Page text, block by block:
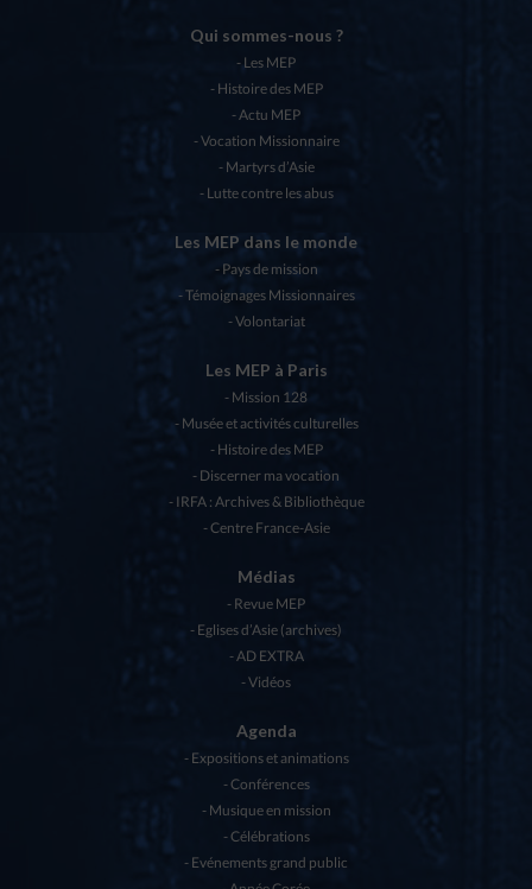
Qui sommes-nous ?
Les MEP
Histoire des MEP
Actu MEP
Vocation Missionnaire
Martyrs d’Asie
Lutte contre les abus
Les MEP dans le monde
Pays de mission
Témoignages Missionnaires
Volontariat
Les MEP à Paris
Mission 128
Musée et activités culturelles
Histoire des MEP
Discerner ma vocation
IRFA : Archives & Bibliothèque
Centre France-Asie
Médias
Revue MEP
Eglises d’Asie (archives)
AD EXTRA
Vidéos
Agenda
Expositions et animations
Conférences
Musique en mission
Célébrations
Evénements grand public